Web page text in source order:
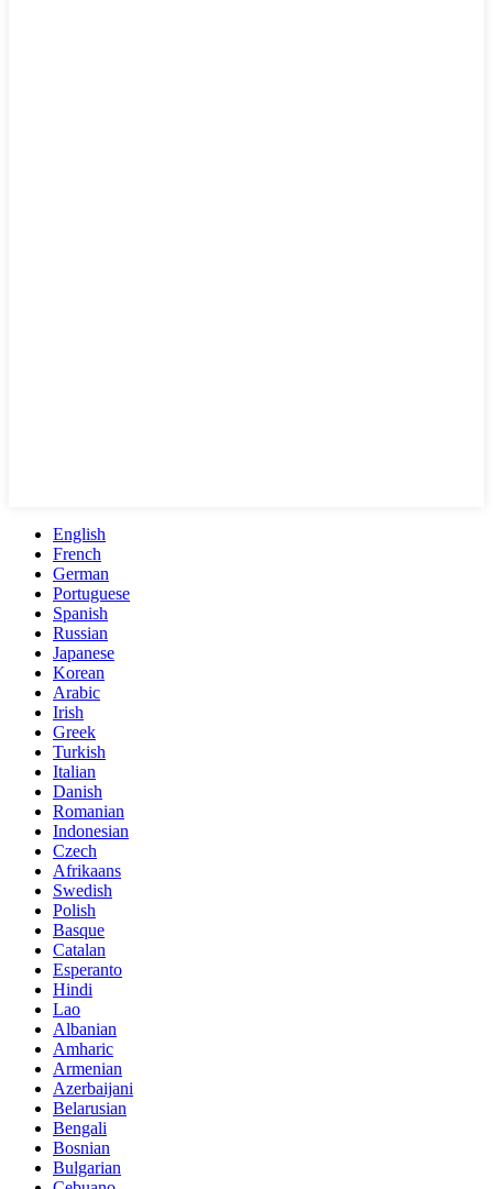
English
French
German
Portuguese
Spanish
Russian
Japanese
Korean
Arabic
Irish
Greek
Turkish
Italian
Danish
Romanian
Indonesian
Czech
Afrikaans
Swedish
Polish
Basque
Catalan
Esperanto
Hindi
Lao
Albanian
Amharic
Armenian
Azerbaijani
Belarusian
Bengali
Bosnian
Bulgarian